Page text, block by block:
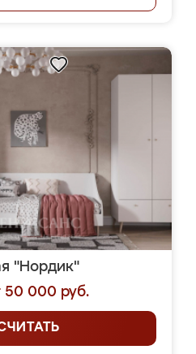
"Нордик"
50 000 руб.